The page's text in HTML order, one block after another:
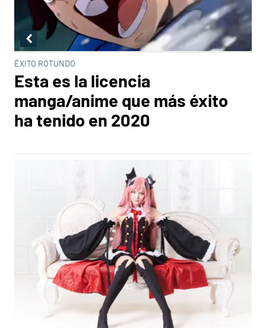
ÉXITO ROTUNDO
Esta es la licencia
manga/anime que más éxito
ha tenido en 2020